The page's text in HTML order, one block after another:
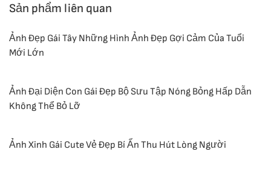
Sản phẩm liên quan
Ảnh Đẹp Gái Tây Những Hình Ảnh Đẹp Gợi Cảm Của Tuổi
Mới Lớn
Ảnh Đại Diện Con Gái Đẹp Bộ Sưu Tập Nóng Bỏng Hấp Dẫn
Không Thể Bỏ Lỡ
Ảnh Xinh Gái Cute Vẻ Đẹp Bí Ẩn Thu Hút Lòng Người